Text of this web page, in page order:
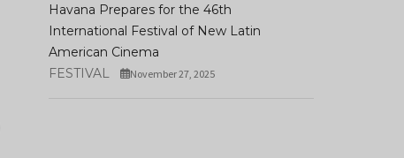
Havana Prepares for the 46th
International Festival of New Latin
American Cinema
FESTIVAL
November 27, 2025